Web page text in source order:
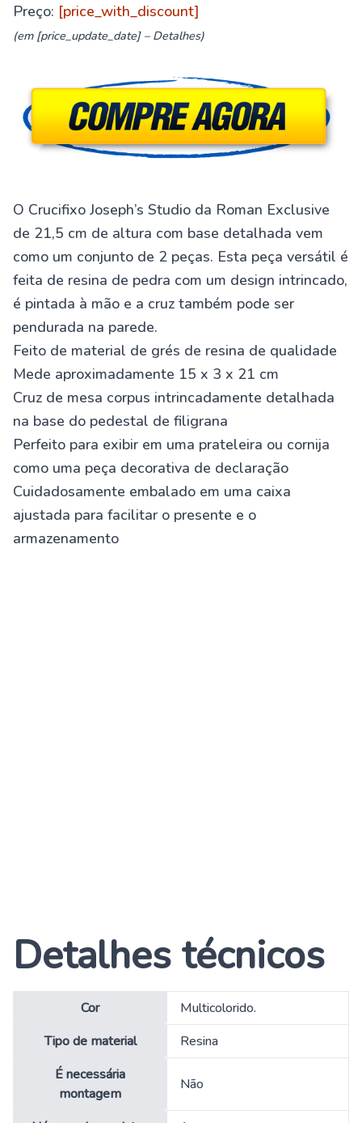
Preço: [price_with_discount]
(em [price_update_date] – Detalhes)
O Crucifixo Joseph’s Studio da Roman Exclusive
de 21,5 cm de altura com base detalhada vem
como um conjunto de 2 peças. Esta peça versátil é
feita de resina de pedra com um design intrincado,
é pintada à mão e a cruz também pode ser
pendurada na parede.
Feito de material de grés de resina de qualidade
Mede aproximadamente 15 x 3 x 21 cm
Cruz de mesa corpus intrincadamente detalhada
na base do pedestal de filigrana
Perfeito para exibir em uma prateleira ou cornija
como uma peça decorativa de declaração
Cuidadosamente embalado em uma caixa
ajustada para facilitar o presente e o
armazenamento
Detalhes técnicos
Cor
‎Multicolorido.
Tipo de material
‎Resina
É necessária
montagem
‎Não